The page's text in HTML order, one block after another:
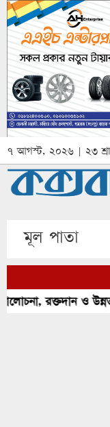
৭ আগস্ট, ২০২৬ | ২৩
মূল পাতা
রক্তদান ও উন্নত